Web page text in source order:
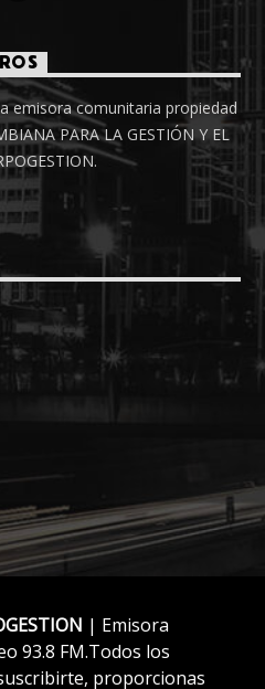
emisora comunitaria propiedad
PARA LA GESTIÓN Y EL
| Emisora
93.8 FM.Todos los
proporcionas